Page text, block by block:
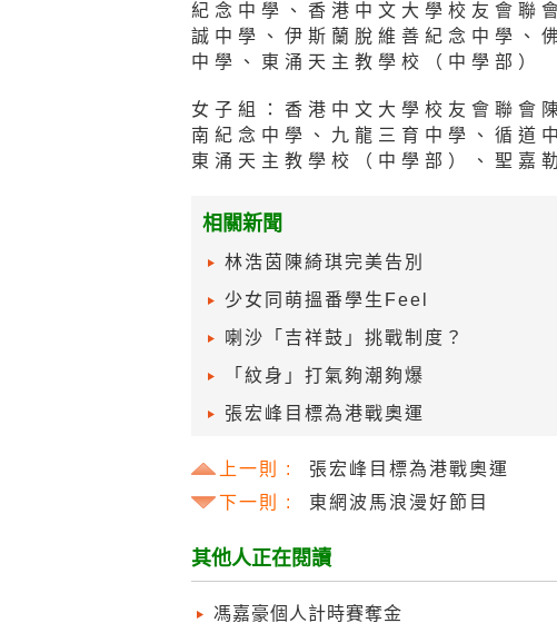
紀念中學、香港中文大學校友會聯
誠中學、伊斯蘭脫維善紀念中學、
中學、東涌天主教學校（中學部）
女子組：香港中文大學校友會聯會
南紀念中學、九龍三育中學、循道
東涌天主教學校（中學部）、聖嘉
相關新聞
林浩茵陳綺琪完美告別
少女同萌搵番學生Feel
喇沙「吉祥鼓」挑戰制度？
「紋身」打氣夠潮夠爆
張宏峰目標為港戰奧運
上一則 :
張宏峰目標為港戰奧運
下一則 :
東網波馬浪漫好節目
其他人正在閱讀
馮嘉豪個人計時賽奪金